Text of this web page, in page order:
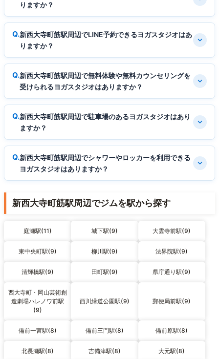
りますか？
新西大寺町筋駅周辺でLINE予約できるヨガスタジオはあ
りますか？
新西大寺町筋駅周辺で無料体験や無料カウンセリングを
受けられるヨガスタジオはありますか？
新西大寺町筋駅周辺で駐車場のあるヨガスタジオはあり
ますか？
新西大寺町筋駅周辺でシャワーやロッカーを利用できる
ヨガスタジオはありますか？
新西大寺町筋駅周辺でジムを駅から探す
庭瀬駅(11) 城下駅(9) 大雲寺前駅(9)
東中央町駅(9) 柳川駅(9) 法界院駅(9)
清輝橋駅(9) 田町駅(9) 県庁通り駅(9)
西大寺町・岡山芸術創
造劇場ハレノワ前駅
(9)
西川緑道公園駅(9) 郵便局前駅(9)
備前一宮駅(8) 備前三門駅(8) 備前原駅(8)
北長瀬駅(8) 吉備津駅(8) 大元駅(8)